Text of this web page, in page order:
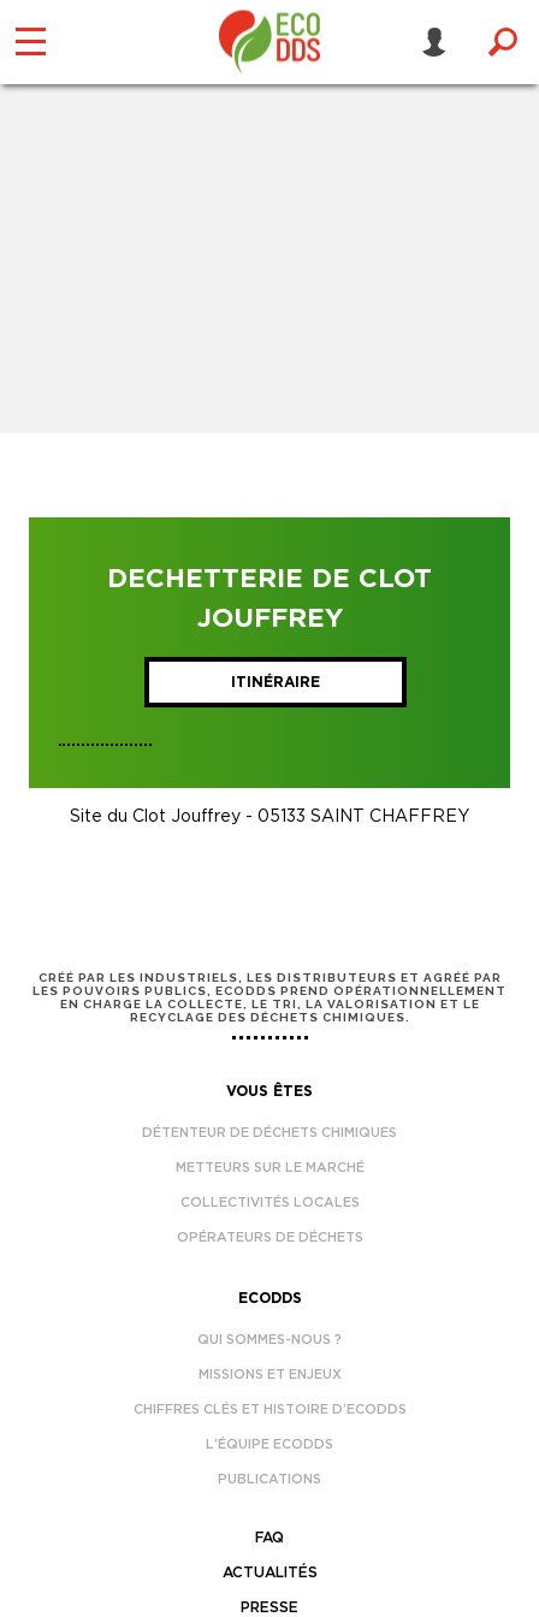
DECHETTERIE DE CLOT
JOUFFREY
ITINÉRAIRE
Site du Clot Jouffrey - 05133 SAINT CHAFFREY
CRÉÉ PAR LES INDUSTRIELS, LES DISTRIBUTEURS ET AGRÉÉ PAR
LES POUVOIRS PUBLICS, ECODDS PREND OPÉRATIONNELLEMENT
EN CHARGE LA COLLECTE, LE TRI, LA VALORISATION ET LE
RECYCLAGE DES DÉCHETS CHIMIQUES.
VOUS ÊTES
DÉTENTEUR DE DÉCHETS CHIMIQUES
METTEURS SUR LE MARCHÉ
COLLECTIVITÉS LOCALES
OPÉRATEURS DE DÉCHETS
ECODDS
QUI SOMMES-NOUS ?
MISSIONS ET ENJEUX
CHIFFRES CLÉS ET HISTOIRE D’ECODDS
L’ÉQUIPE ECODDS
PUBLICATIONS
FAQ
ACTUALITÉS
PRESSE